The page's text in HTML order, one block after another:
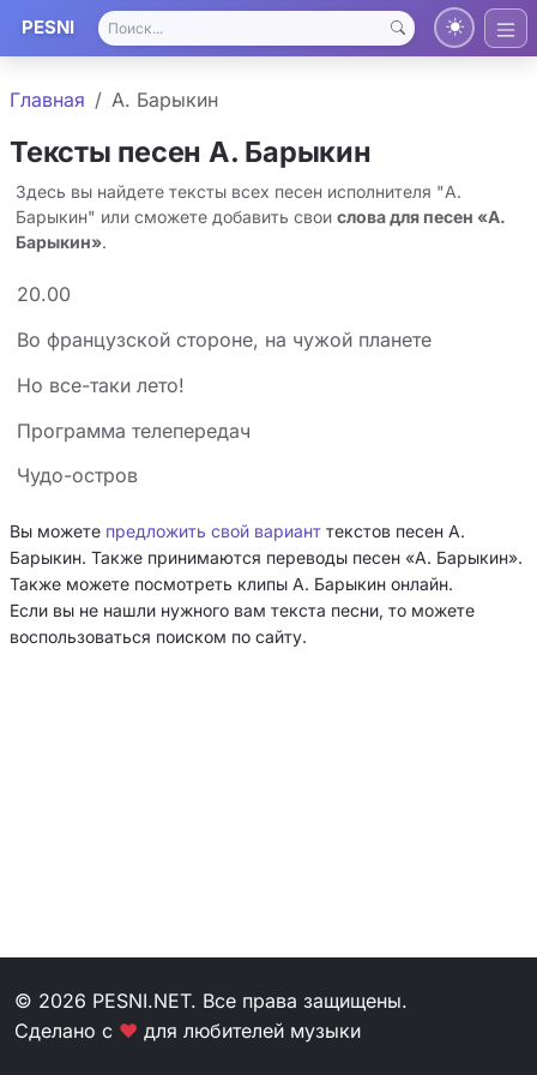
PESNI
Главная А. Барыкин
Тексты песен А. Барыкин
Здесь вы найдете тексты всех песен исполнителя "А.
Барыкин" или сможете добавить свои слова для песен «А.
Барыкин».
20.00
Во французской стороне, на чужой планете
Но все-таки лето!
Программа телепередач
Чудо-остров
Вы можете предложить свой вариант текстов песен А.
Барыкин. Также принимаются переводы песен «А. Барыкин».
Также можете посмотреть клипы А. Барыкин онлайн.
Если вы не нашли нужного вам текста песни, то можете
воспользоваться поиском по сайту.
© 2026 PESNI.NET. Все права защищены.
Сделано с ❤ для любителей музыки